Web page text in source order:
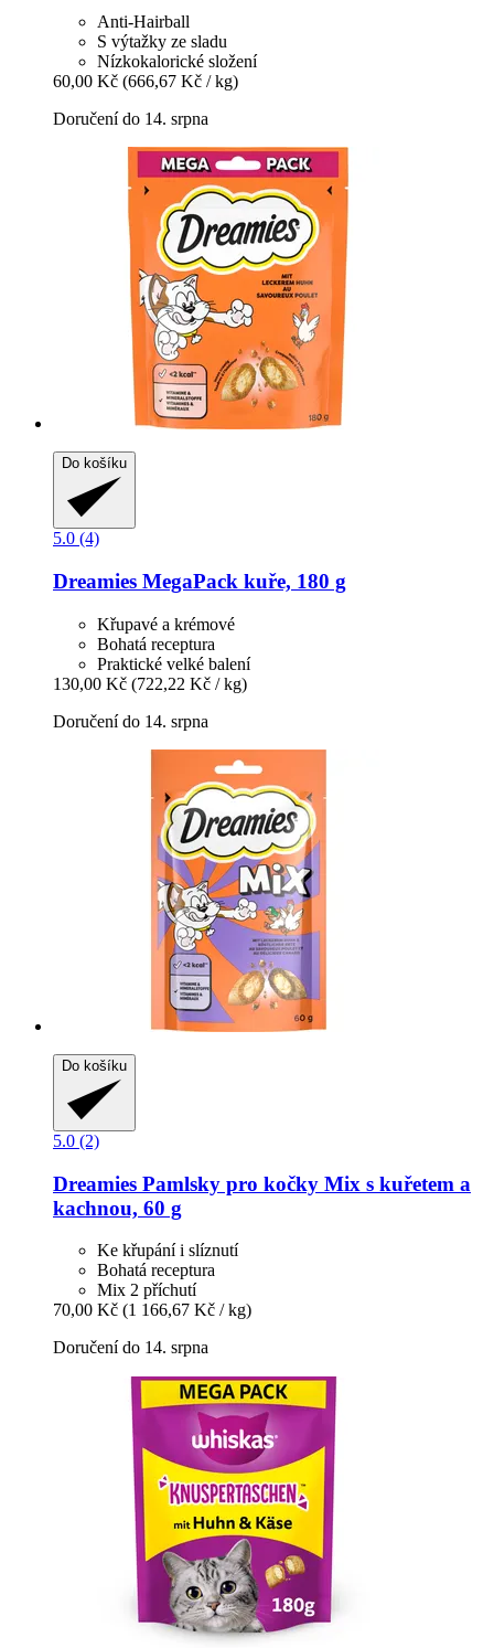
Anti-Hairball
S výtažky ze sladu
Nízkokalorické složení
60,00 Kč (666,67 Kč / kg)
Doručení do 14. srpna
Do košíku
5.0 (4)
Dreamies MegaPack kuře, 180 g
Křupavé a krémové
Bohatá receptura
Praktické velké balení
130,00 Kč (722,22 Kč / kg)
Doručení do 14. srpna
Do košíku
5.0 (2)
Dreamies Pamlsky pro kočky Mix s kuřetem a
kachnou, 60 g
Ke křupání i slíznutí
Bohatá receptura
Mix 2 příchutí
70,00 Kč (1 166,67 Kč / kg)
Doručení do 14. srpna